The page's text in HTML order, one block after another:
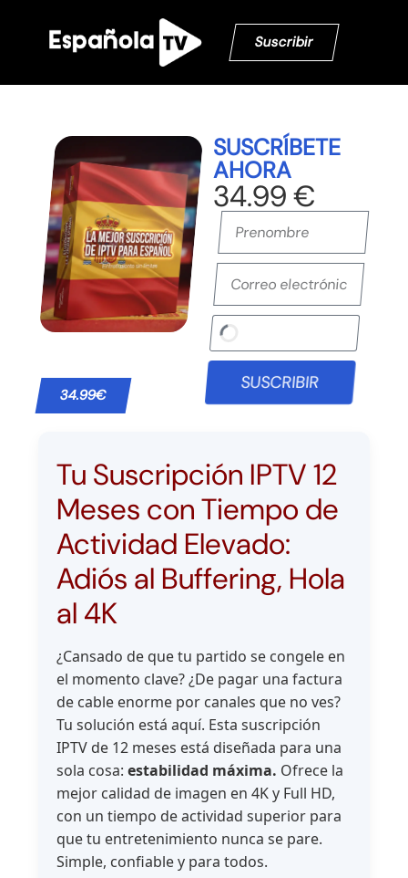
Suscribir
34.99€
SUSCRÍBETE
AHORA
34.99 €
SUSCRIBIR
Tu Suscripción IPTV 12
Meses con Tiempo de
Actividad Elevado:
Adiós al Buffering, Hola
al 4K
¿Cansado de que tu partido se congele en
el momento clave? ¿De pagar una factura
de cable enorme por canales que no ves?
Tu solución está aquí. Esta suscripción
IPTV de 12 meses está diseñada para una
sola cosa:estabilidad máxima. Ofrece la
mejor calidad de imagen en 4K y Full HD,
con un tiempo de actividad superior para
que tu entretenimiento nunca se pare.
Simple, confiable y para todos.